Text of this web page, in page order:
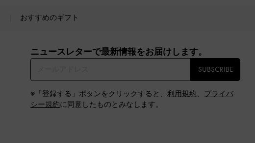
おすすめのギフト
ニュースレターで最新情報をお届けします。​
SUBSCRIBE
※「登録する」ボタンをクリックすると、 利用規約、 プライバ
シー規約に同意したものとみなします。